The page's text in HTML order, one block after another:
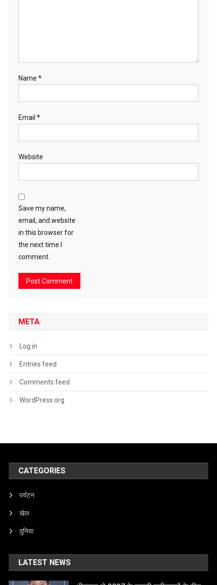
Name *
Email *
Website
Save my name,
email, and website
in this browser for
the next time I
comment.
META
Log in
Entries feed
Comments feed
WordPress.org
CATEGORIES
पर्यटन
खेल
दुनिया
LATEST NEWS